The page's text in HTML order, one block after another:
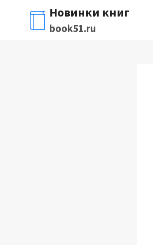
содержимому
Новинки книг
book51.ru